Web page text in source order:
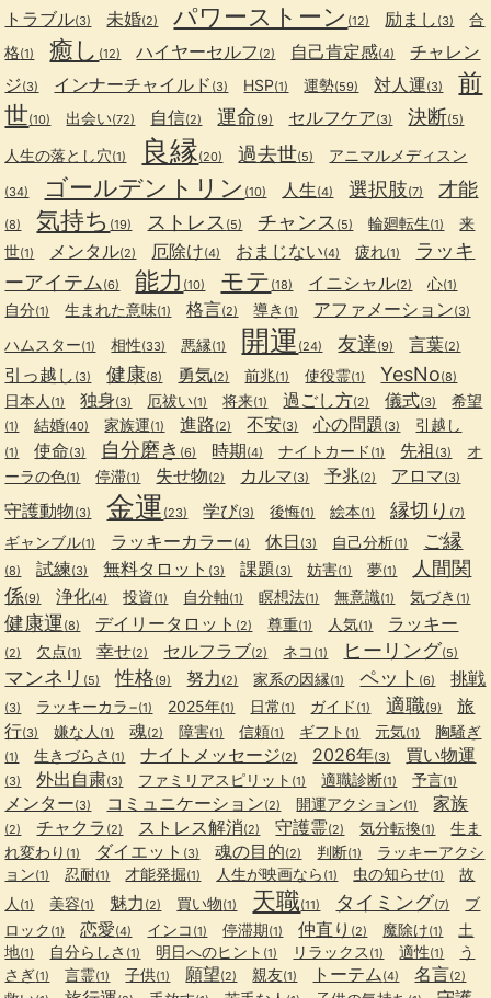
トラブル(3) 未婚(2) パワーストーン (12) 励まし (3)
合
格(1) 癒し (12) ハイヤーセルフ (2) 自己肯定感(4)
チャレン
ジ(3) インナーチャイルド (3) HSP(1) 運勢(59) 対人運(3)
前
世(10) 出会い(72) 自信(2) 運命(9) セルフケア(3) 決断(5)
人生の落とし穴(1) 良縁(20) 過去世(5) アニマルメディスン
(34) ゴールデントリン (10) 人生(4) 選択肢(7) 才能
(8) 気持ち (19) ストレス (5) チャンス (5) 輪廻転生(1)
来
世(1) メンタル(2) 厄除け(4) おまじない(4) 疲れ(1)
ラッキ
ーアイテム (6) 能力 (10) モテ (18) イニシャル(2) 心(1)
自分(1) 生まれた意味(1) 格言(2) 導き (1) アファメーション(3)
ハムスター(1) 相性(33) 悪縁(1) 開運 (24) 友達 (9) 言葉(2)
引っ越し (3) 健康(8) 勇気(2) 前兆(1) 使役霊(1) YesNo(8)
日本人 (1) 独身(3) 厄祓い(1) 将来(1) 過ごし方(2) 儀式(3) 希望
(1) 結婚(40) 家族運(1) 進路(2) 不安(3) 心の問題 (3) 引越し
(1) 使命(3) 自分磨き (6) 時期(4) ナイトカード (1) 先祖 (3)
オ
ーラの色(1) 停滞(1) 失せ物(2) カルマ(3) 予兆(2) アロマ(3)
守護動物(3) 金運 (23) 学び(3) 後悔(1) 絵本(1) 縁切り (7)
ギャンブル(1) ラッキーカラー(4) 休日 (3) 自己分析(1) ご縁
(8) 試練(3) 無料タロット (3) 課題 (3) 妨害(1) 夢(1)
人間関
係(9) 浄化(4) 投資(1) 自分軸(1) 瞑想法(1) 無意識(1) 気づき (1)
健康運(8) デイリータロット (2) 尊重(1) 人気(1) ラッキー
(2) 欠点(1) 幸せ(2) セルフラブ(2) ネコ (1) ヒーリング(5)
マンネリ (5) 性格(9) 努力 (2) 家系の因縁(1) ペット (6) 挑戦
(3) ラッキーカラ−(1) 2025年(1) 日常 (1) ガイド (1) 適職(9)
旅
行(3) 嫌な人 (1) 魂(2) 障害(1) 信頼(1) ギフト (1) 元気(1) 胸騒ぎ
(1) 生きづらさ (1) ナイトメッセージ(2) 2026年(3) 買い物運
(3) 外出自粛(3) ファミリアスピリット (1) 適職診断(1) 予言(1)
メンター(3) コミュニケーション(2) 開運アクション(1) 家族
(2) チャクラ (2) ストレス解消(2) 守護霊(2) 気分転換(1)
生ま
れ変わり (1) ダイエット (3) 魂の目的(2) 判断(1)
ラッキーアクシ
ョン(1) 忍耐(1) 才能発掘(1) 人生が映画なら (1) 虫の知らせ(1)
故
人 (1) 美容(1) 魅力 (2) 買い物(1) 天職(11) タイミング(7)
ブ
ロック (1) 恋愛(4) インコ (1) 停滞期(1) 仲直り (2) 魔除け(1)
土
地(1) 自分らしさ (1) 明日へのヒント (1) リラックス (1) 適性(1)
う
さぎ(1) 言霊(1) 子供(1) 願望(2) 親友(1) トーテム (4) 名言(2)